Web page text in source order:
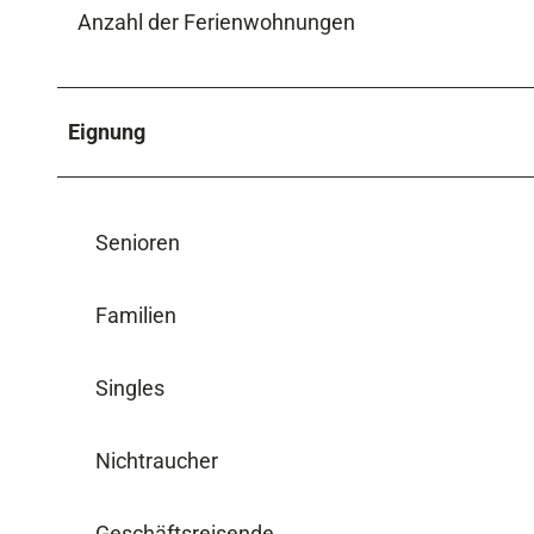
Anzahl der Ferienwohnungen
Eignung
Senioren
Familien
Singles
Nichtraucher